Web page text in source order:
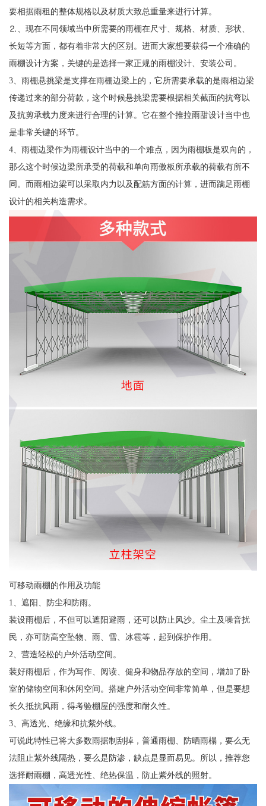
要相据雨租的整体规格以及材质大致总重量来进行计算。
⒉、现在不同领域当中所需要的雨棚在尺寸、规格、材质、形状、
长短等方面，都有着非常大的区别。进而大家想要获得一个准确的
雨棚设计方案，关键的是选择一家正规的雨棚没计、安装公司。
3、雨棚悬挑梁是支撑在雨棚边梁上的，它所需要承载的是雨相边梁
传递过来的部分荷款，这个时候悬挑梁需要根据相关截面的抗弯以
及抗剪承载力度来进行合理的计算。它在整个推拉雨甜设计当中也
是非常关键的环节。
4、雨棚边梁作为雨棚设计当中的一个难点，因为雨棚板是双向的，
那么这个时候边梁所承受的荷载和单向雨傲板所承载的荷载有所不
同。而雨相边梁可以采取内力以及配筋方面的计算，进而蹒足雨棚
设计的相关构造需求。
可移动雨棚的作用及功能
1、遮阳、防尘和防雨。
装设雨棚后，不但可以遮阳避雨，还可以防止风沙。尘土及噪音扰
民，亦可防高空坠物、雨、雪、冰雹等，起到保护作用。
2、营造轻松的户外活动空间。
装好雨棚后，作为写作、阅读、健身和物品存放的空间，增加了卧
室的储物空间和休闲空间。搭建户外活动空间非常简单，但是要想
长久抵抗风雨，得考验棚屋的强度和耐久性。
3、高透光、绝缘和抗紫外线。
可说此特性已将大多数雨据制刮掉，普通雨棚、防晒雨榻，要么无
法阻止紫外线隔热，要么是防渗，缺点是显而易见。所以，推荐您
选择耐雨棚，高透光性、绝热保温，防止紫外线的照射。